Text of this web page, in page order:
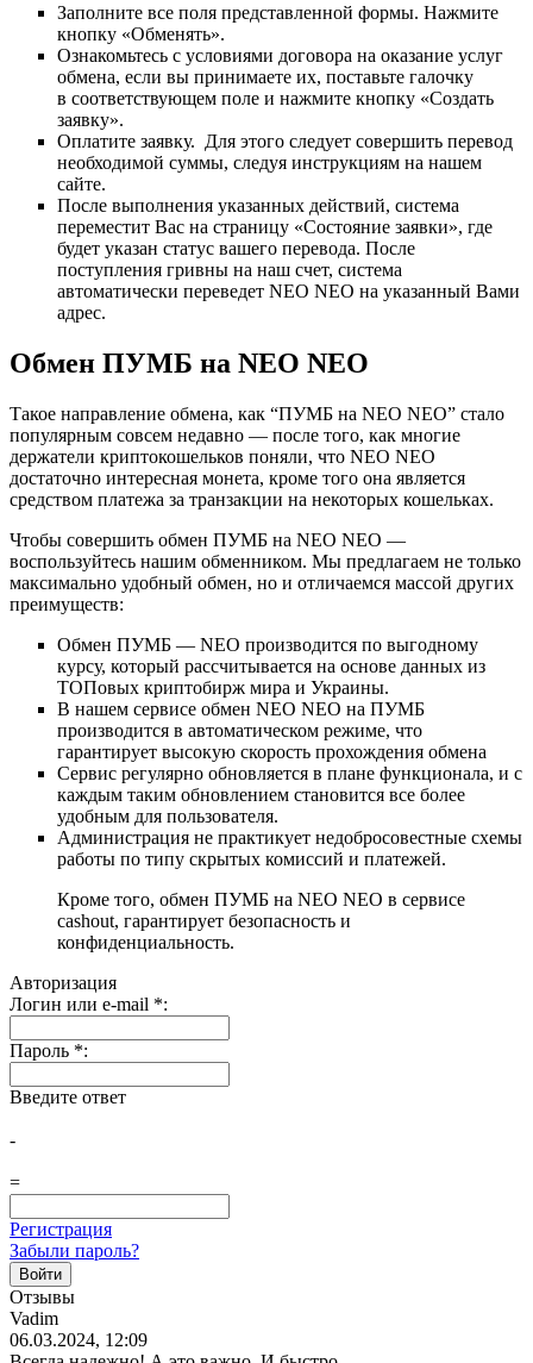
Заполните все поля представленной формы. Нажмите
кнопку «Обменять».
Ознакомьтесь с условиями договора на оказание услуг
обмена, если вы принимаете их, поставьте галочку
в соответствующем поле и нажмите кнопку «Создать
заявку».
Оплатите заявку. Для этого следует совершить перевод
необходимой суммы, следуя инструкциям на нашем
сайте.
После выполнения указанных действий, система
переместит Вас на страницу «Состояние заявки», где
будет указан статус вашего перевода. После
поступления гривны на наш счет, система
автоматически переведет NEO NEO на указанный Вами
адрес.
Обмен ПУМБ на NEO NEO
Такое направление обмена, как “ПУМБ на NEO NEO” стало
популярным совсем недавно — после того, как многие
держатели криптокошельков поняли, что NEO NEO
достаточно интересная монета, кроме того она является
средством платежа за транзакции на некоторых кошельках.
Чтобы совершить обмен ПУМБ на NEO NEO —
воспользуйтесь нашим обменником. Мы предлагаем не только
максимально удобный обмен, но и отличаемся массой других
преимуществ:
Обмен ПУМБ — NEO производится по выгодному
курсу, который рассчитывается на основе данных из
ТОПовых криптобирж мира и Украины.
В нашем сервисе обмен NEO NEO на ПУМБ
производится в автоматическом режиме, что
гарантирует высокую скорость прохождения обмена
Сервис регулярно обновляется в плане функционала, и с
каждым таким обновлением становится все более
удобным для пользователя.
Администрация не практикует недобросовестные схемы
работы по типу скрытых комиссий и платежей.
Кроме того, обмен ПУМБ на NEO NEO в сервисе
cashout, гарантирует безопасность и
конфиденциальность.
Авторизация
Логин или e-mail *:
Пароль *:
Введите ответ
-
=
Регистрация
Забыли пароль?
Отзывы
Vadim
06.03.2024, 12:09